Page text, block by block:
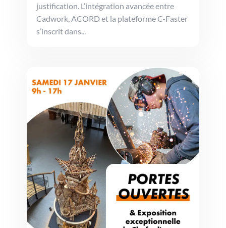
justification. L’intégration avancée entre
Cadwork, ACORD et la plateforme C-Faster
s’inscrit dans...